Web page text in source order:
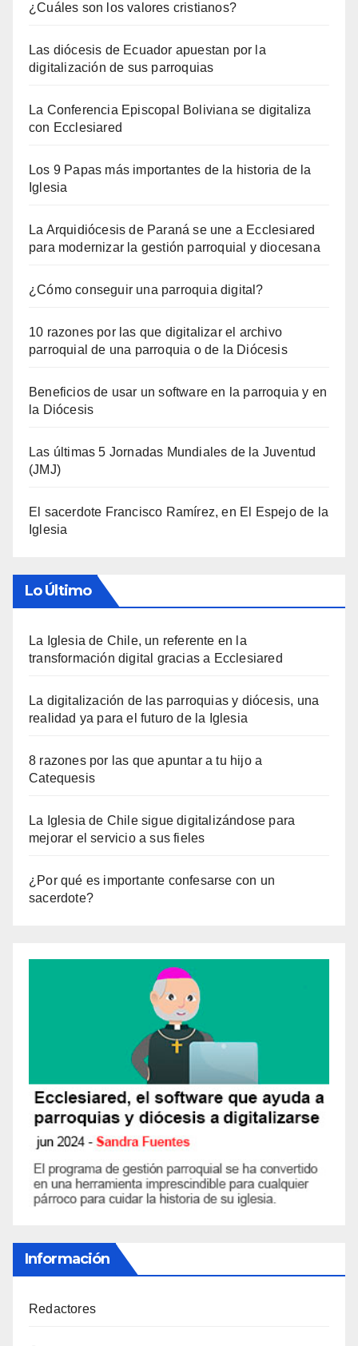
¿Cuáles son los valores cristianos?
Las diócesis de Ecuador apuestan por la
digitalización de sus parroquias
La Conferencia Episcopal Boliviana se digitaliza
con Ecclesiared
Los 9 Papas más importantes de la historia de la
Iglesia
La Arquidiócesis de Paraná se une a Ecclesiared
para modernizar la gestión parroquial y diocesana
¿Cómo conseguir una parroquia digital?
10 razones por las que digitalizar el archivo
parroquial de una parroquia o de la Diócesis
Beneficios de usar un software en la parroquia y en
la Diócesis
Las últimas 5 Jornadas Mundiales de la Juventud
(JMJ)
El sacerdote Francisco Ramírez, en El Espejo de la
Iglesia
Lo Último
La Iglesia de Chile, un referente en la
transformación digital gracias a Ecclesiared
La digitalización de las parroquias y diócesis, una
realidad ya para el futuro de la Iglesia
8 razones por las que apuntar a tu hijo a
Catequesis
La Iglesia de Chile sigue digitalizándose para
mejorar el servicio a sus fieles
¿Por qué es importante confesarse con un
sacerdote?
Información
Redactores